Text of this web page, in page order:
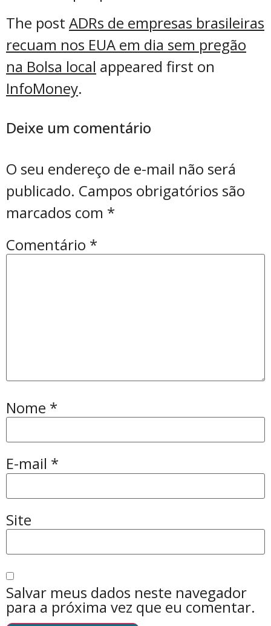
The post ADRs de empresas brasileiras
recuam nos EUA em dia sem pregão
na Bolsa local appeared first on
InfoMoney.
Deixe um comentário
O seu endereço de e-mail não será
publicado. Campos obrigatórios são
marcados com *
Comentário *
Nome *
E-mail *
Site
Salvar meus dados neste navegador
para a próxima vez que eu comentar.